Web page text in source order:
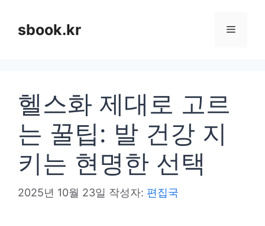
sbook.kr 메
헬스화 제대로 고르
는 꿀팁: 발 건강 지
키는 현명한 선택
2025년 10월 23일 작성자: 편집국